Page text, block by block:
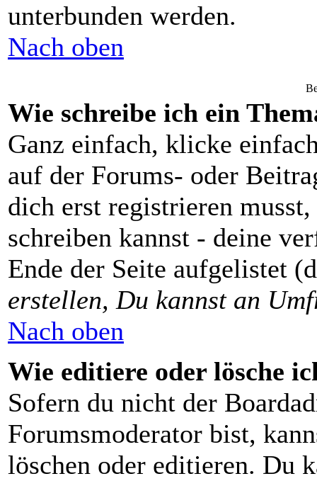
unterbunden werden.
Nach oben
Wie schreibe ich ein
Ganz einfach, klicke
auf der Forums- oder
dich erst registrieren
schreiben kannst - deine
Ende der Seite aufgelistet
erstellen, Du kannst an
Nach oben
Wie editiere oder lösche
Sofern du nicht der
Forumsmoderator bist,
löschen oder editieren. Du